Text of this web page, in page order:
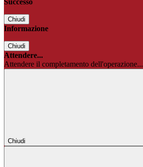
Successo
Chiudi
Informazione
Chiudi
Attendere...
Attendere il completamento dell'operazione...
Chiudi